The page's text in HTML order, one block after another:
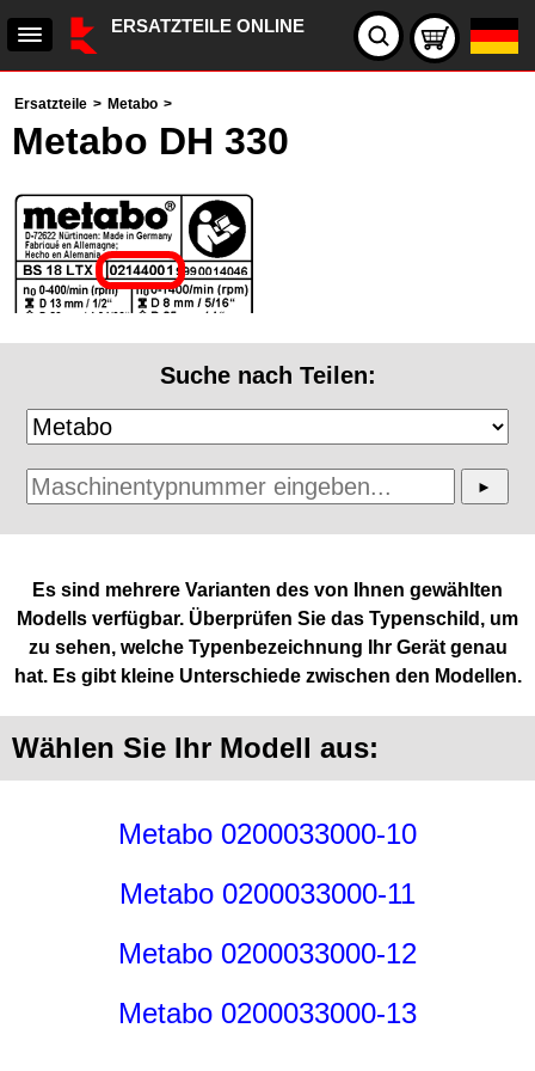
ERSATZTEILE ONLINE
Ersatzteile > Metabo >
Metabo DH 330
Suche nach Teilen:
Es sind mehrere Varianten des von Ihnen gewählten
Modells verfügbar. Überprüfen Sie das Typenschild, um
zu sehen, welche Typenbezeichnung Ihr Gerät genau
hat. Es gibt kleine Unterschiede zwischen den Modellen.
Wählen Sie Ihr Modell aus:
Metabo 0200033000-10
Metabo 0200033000-11
Metabo 0200033000-12
Metabo 0200033000-13